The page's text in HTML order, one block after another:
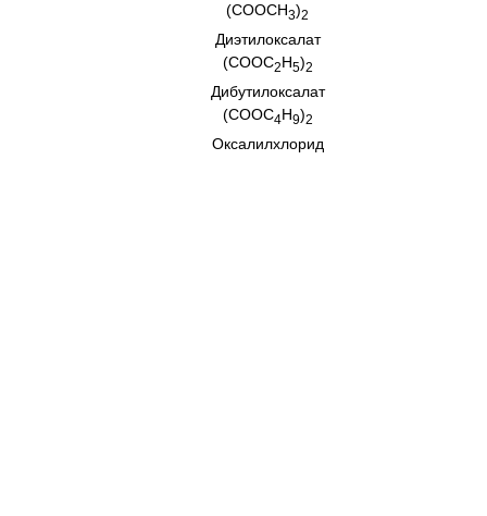
(COOCH3)2
Диэтилоксалат
(COOC2H5)2
Дибутилоксалат
(COOC4H9)2
Оксалилхлорид